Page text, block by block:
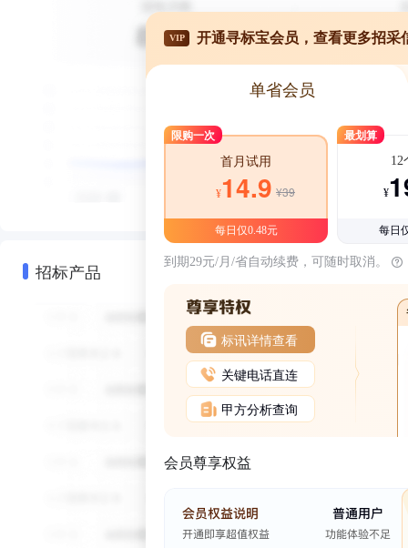
招标产品
VIP 开通寻标宝会员，查看更多招采
单省会员
限购一次
首月试用
¥14.9 ¥39
每日仅0.48元
最划算
12
¥
每日
到期29元/月/省自动续费，可随时取消。
标讯详情查看
关键电话直连
甲方分析查询
会员尊享权益